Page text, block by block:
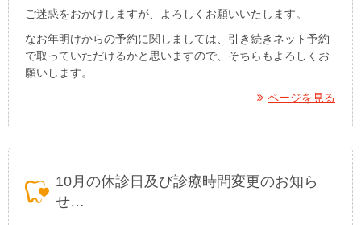
ご迷惑をおかけしますが、よろしくお願いいたします。
なお年明けからの予約に関しましては、引き続きネット予約
で取っていただけるかと思いますので、そちらもよろしくお
願いします。
ページを見る
10月の休診日及び診療時間変更のお知ら
せ…